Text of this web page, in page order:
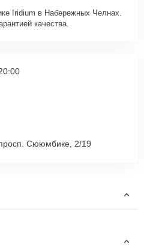
Iridium в Набережных Челнах.
качества.
Сююмбике, 2/19